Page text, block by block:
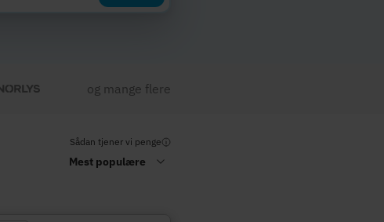
og mange flere
Sådan tjener vi penge